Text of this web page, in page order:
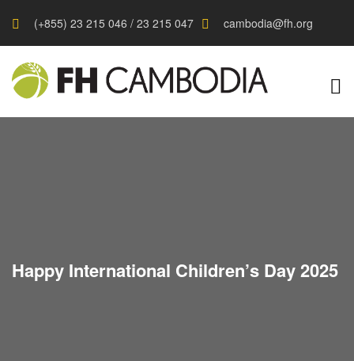
(+855) 23 215 046 / 23 215 047 cambodia@fh.org
Happy International Children’s Day 2025